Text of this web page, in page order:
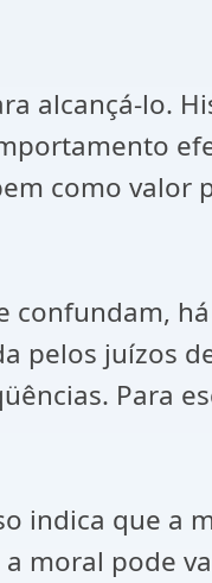
alcançá-lo.
como valor
confundam,
pelos juízos
Para
indica que a
moral pode